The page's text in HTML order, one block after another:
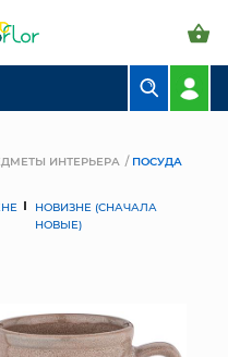
ИНТЕРЬЕРА ПОСУДА
НОВИЗНЕ (СНАЧАЛА
НОВЫЕ)